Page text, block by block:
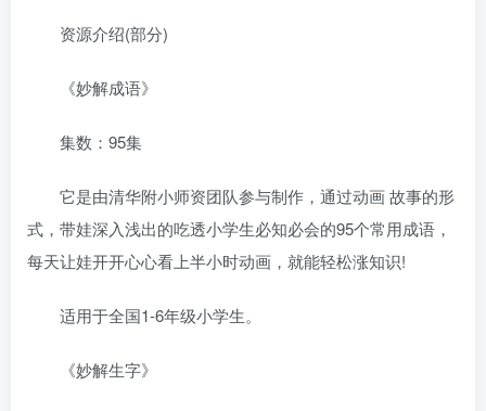
资源介绍(部分)
《妙解成语》
集数：95集
它是由清华附小师资团队参与制作，通过动画 故事的形
式，带娃深入浅出的吃透小学生必知必会的95个常用成语，
每天让娃开开心心看上半小时动画，就能轻松涨知识!
适用于全国1-6年级小学生。
《妙解生字》